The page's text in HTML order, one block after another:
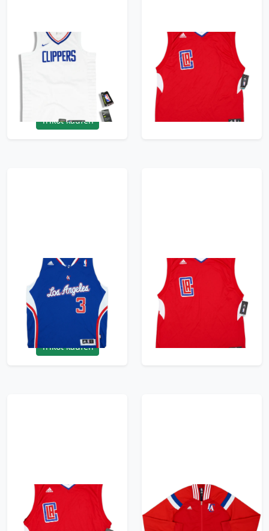
2018-19 LA Clippers
Beverley #12 Nike
29.99£ · ca. €35
Trikot kaufen
2015-17 LA Clippers
adidas Away Jersey
(XL.Boys)
29.99£ · ca. €35
2011-14 LA Clippers
Paul #3 adidas
Swingman Alternate
Jersey - 7/10 - (L.Boys)
29.99£ · ca. €35
Trikot kaufen
2015-17 LA Clippers
adidas Away Jersey
(XL.Boys)
2015-17 LA Clippers
adidas Away Jersey
(XL.Boys)
2014-15 LA Clippers
adidas Track Jacket -
7/10 - (XL.Boys)